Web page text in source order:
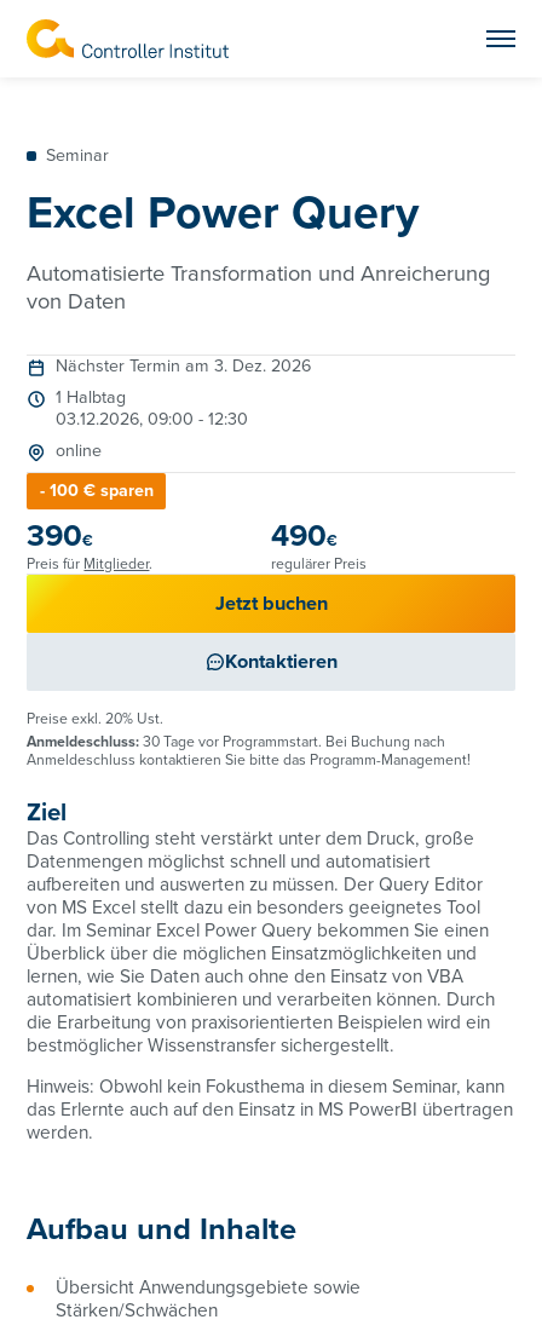
Seminar
Excel Power Query
Automatisierte Transformation und Anreicherung
von Daten
Ziel
Das Controlling steht verstärkt unter dem Druck, große
Datenmengen möglichst schnell und automatisiert
aufbereiten und auswerten zu müssen. Der Query Editor
von MS Excel stellt dazu ein besonders geeignetes Tool
dar. Im Seminar Excel Power Query bekommen Sie einen
Überblick über die möglichen Einsatzmöglichkeiten und
lernen, wie Sie Daten auch ohne den Einsatz von VBA
automatisiert kombinieren und verarbeiten können. Durch
die Erarbeitung von praxisorientierten Beispielen wird ein
bestmöglicher Wissenstransfer sichergestellt.
Hinweis: Obwohl kein Fokusthema in diesem Seminar, kann
das Erlernte auch auf den Einsatz in MS PowerBI übertragen
werden.
Aufbau und Inhalte
Übersicht Anwendungsgebiete sowie
Stärken/Schwächen
Nächster Termin am 3. Dez. 2026
1 Halbtag
03.12.2026, 09:00 - 12:30
online
- 100 € sparen
390€
Preis für Mitglieder.
490€
regulärer Preis
Jetzt buchen
Kontaktieren
Preise exkl. 20% Ust.
Anmeldeschluss: 30 Tage vor Programmstart. Bei Buchung nach
Anmeldeschluss kontaktieren Sie bitte das Programm-Management!